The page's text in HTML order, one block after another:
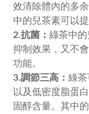
效清除體內的多
中的兒茶素可以
2.抗菌： 綠茶中
抑制效果，又不
功能。
3.調節三高： 綠
以及低密度脂蛋
固醇含量。其中